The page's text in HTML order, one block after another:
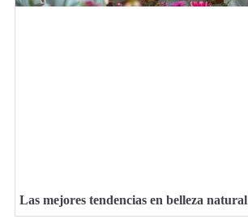
Las mejores tendencias en belleza natural